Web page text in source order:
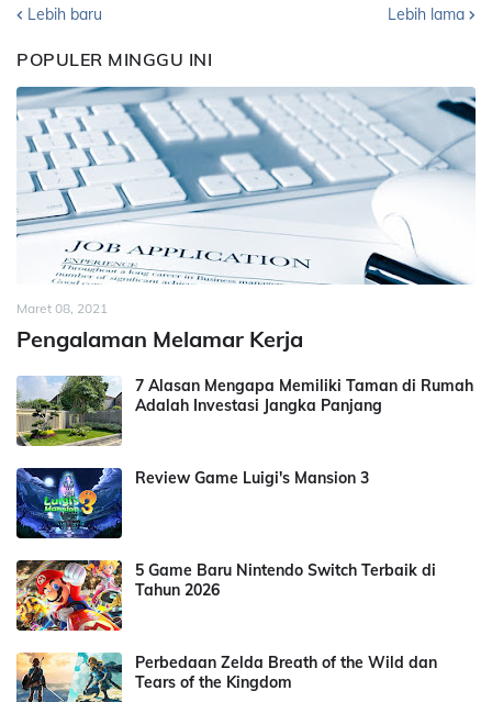
Lebih baru Lebih lama
POPULER MINGGU INI
Maret 08, 2021
Pengalaman Melamar Kerja
7 Alasan Mengapa Memiliki Taman di Rumah
Adalah Investasi Jangka Panjang
Review Game Luigi's Mansion 3
5 Game Baru Nintendo Switch Terbaik di
Tahun 2026
Perbedaan Zelda Breath of the Wild dan
Tears of the Kingdom